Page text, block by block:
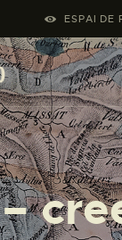
ESPAI DE